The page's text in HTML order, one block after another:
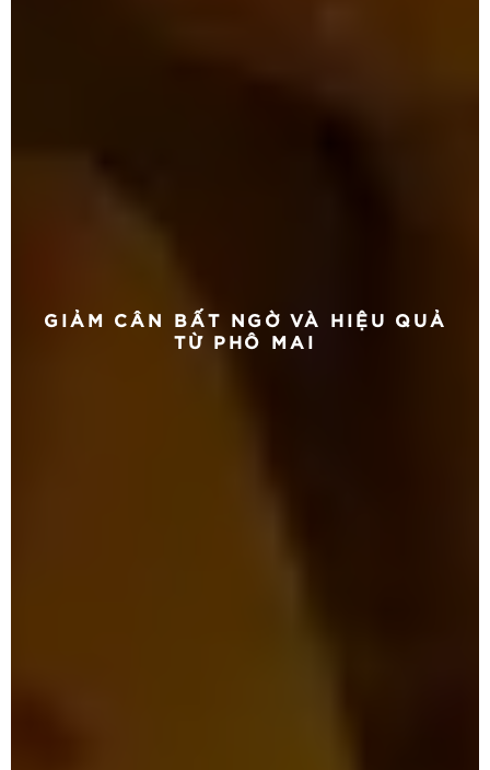
GIẢM CÂN BẤT NGỜ VÀ HIỆU QUẢ
TỪ PHÔ MAI